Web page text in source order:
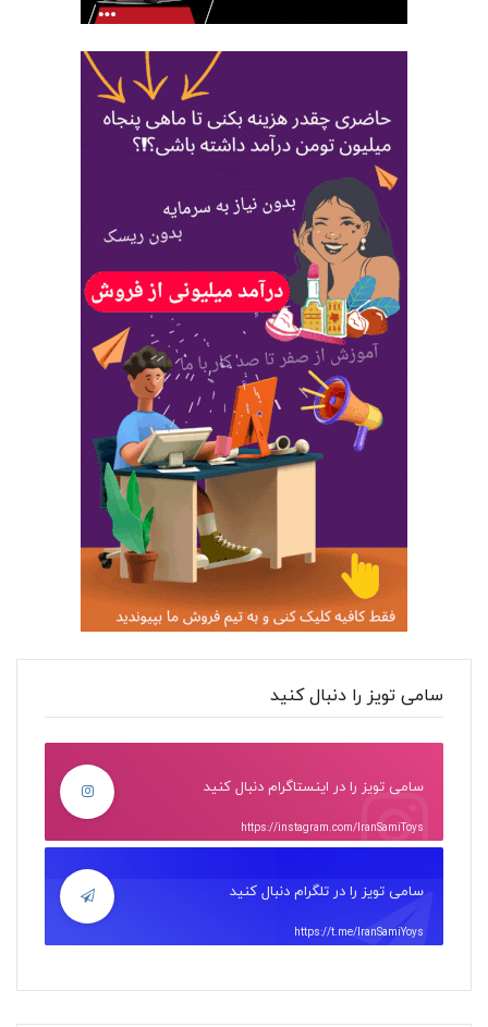
سامی تویز را دنبال کنید
سامی تویز را در اینستاگرام دنبال کنید
https://instagram.com/IranSamiToys
سامی تویز را در تلگرام دنبال کنید
https://t.me/IranSamiYoys